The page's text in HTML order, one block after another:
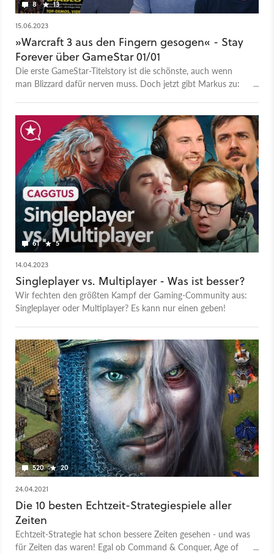
8 13
15.06.2023
»Warcraft 3 aus den Fingern gesogen« - Stay
Forever über GameStar 01/01
Die erste GameStar-Titelstory ist die schönste, auch wenn
man Blizzard dafür nerven muss. Doch jetzt gibt Markus zu:
61 5
14.04.2023
Singleplayer vs. Multiplayer - Was ist besser?
Wir fechten den größten Kampf der Gaming-Community aus:
Singleplayer oder Multiplayer? Es kann nur einen geben!
520 20
24.04.2021
Die 10 besten Echtzeit-Strategiespiele aller
Zeiten
Echtzeit-Strategie hat schon bessere Zeiten gesehen - und was
für Zeiten das waren! Egal ob Command & Conquer, Age of